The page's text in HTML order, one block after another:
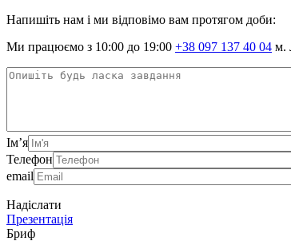
Напишіть нам і ми відповімо вам протягом доби:
Ми працюємо з 10:00 до 19:00 +38 097 137 40 04 м.
Ім’я
Телефон
email
Надіслати
Презентація
Бриф